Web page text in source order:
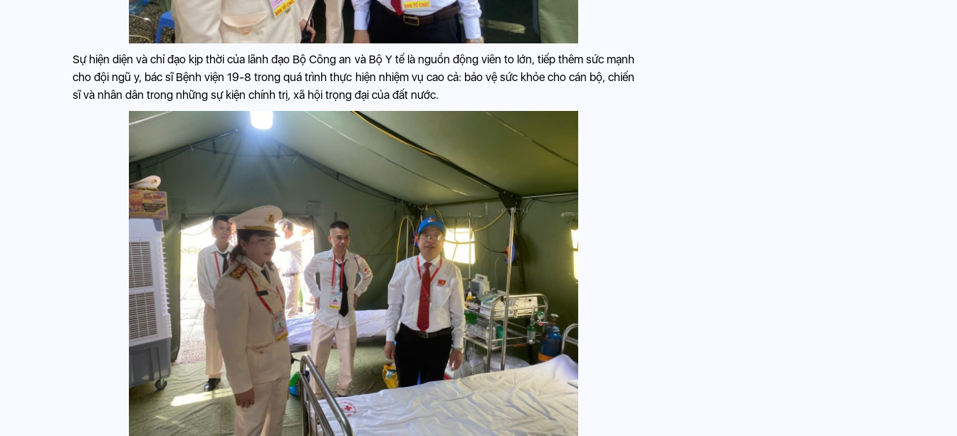
Sự hiện diện và chỉ đạo kịp thời của lãnh đạo Bộ Công an và Bộ Y tế là nguồn động viên to lớn, tiếp thêm sức mạnh
cho đội ngũ y, bác sĩ Bệnh viện 19-8 trong quá trình thực hiện nhiệm vụ cao cả: bảo vệ sức khỏe cho cán bộ, chiến
sĩ và nhân dân trong những sự kiện chính trị, xã hội trọng đại của đất nước.